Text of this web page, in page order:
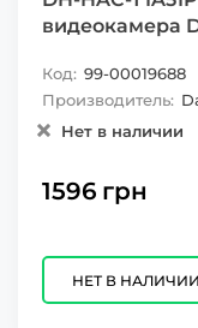
видеокамера
Код: 99-00019688
Производитель:
Нет в наличии
1596 грн
НЕТ В НАЛИЧИИ